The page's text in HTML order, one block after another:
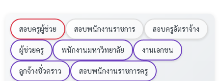
สอบครูผู้ช่วย สอบพนักงานราชการ สอบครูอัตราจ้าง
ผู้ช่วยครู พนักงานมหาวิทยาลัย งานเอกชน
ลูกจ้างชั่วคราว สอบพนักงานราชการครู